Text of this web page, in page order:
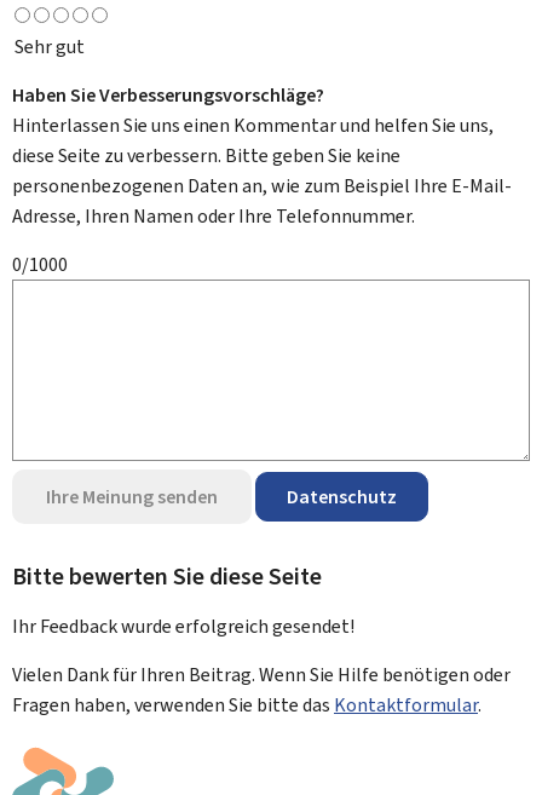
Sehr gut
Haben Sie Verbesserungsvorschläge?
Hinterlassen Sie uns einen Kommentar und helfen Sie uns,
diese Seite zu verbessern. Bitte geben Sie keine
personenbezogenen Daten an, wie zum Beispiel Ihre E-Mail-
Adresse, Ihren Namen oder Ihre Telefonnummer.
0/1000
Ihre Meinung senden Datenschutz
Bitte bewerten Sie diese Seite
Ihr Feedback wurdeerfolgreichgesendet!
Vielen Dank für Ihren Beitrag. Wenn Sie Hilfe benötigen oder
Fragen haben, verwenden Sie bitte das Kontaktformular.